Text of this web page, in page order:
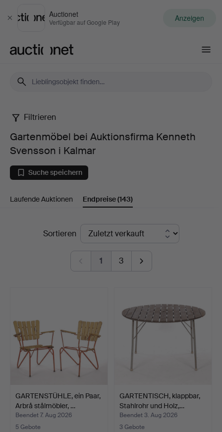
Schließen
Auctionet
Verfügbar auf Google Play Anzeigen
Gartenmöbel
bei
Auktionsfirma
Kenneth
Filtrieren
Gartenmöbel bei Auktionsfirma Kenneth
Svensson i Kalmar
Suche speichern
Laufende Auktionen Endpreise(143)
EndpreiseSortieren
1 3
GARTENSTÜHLE, ein Paar,
Arbrå stålmöbler, …
Beendet 7. Aug 2026
5 Gebote
GARTENTISCH, klappbar,
Stahlrohr und Holz,…
Beendet 3. Aug 2026
3 Gebote